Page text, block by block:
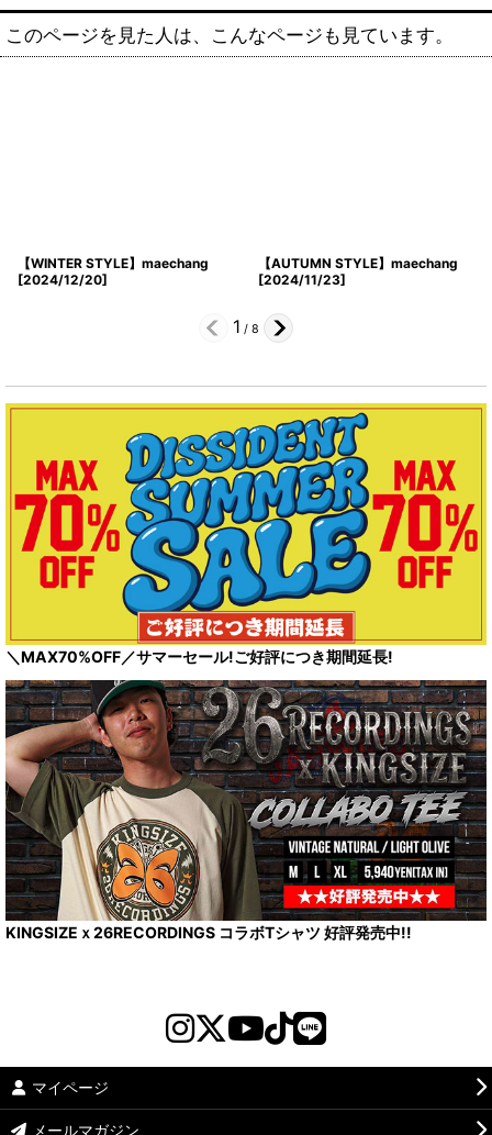
このページを見た人は、こんなページも見ています。
【WINTER STYLE】maechang
[2024/12/20]
【AUTUMN STYLE】maechang
[2024/11/23]
1 / 8
＼MAX70%OFF／サマーセール!ご好評につき期間延長!
KINGSIZEｘ26RECORDINGS コラボTシャツ 好評発売中!!
マイページ
メールマガジン